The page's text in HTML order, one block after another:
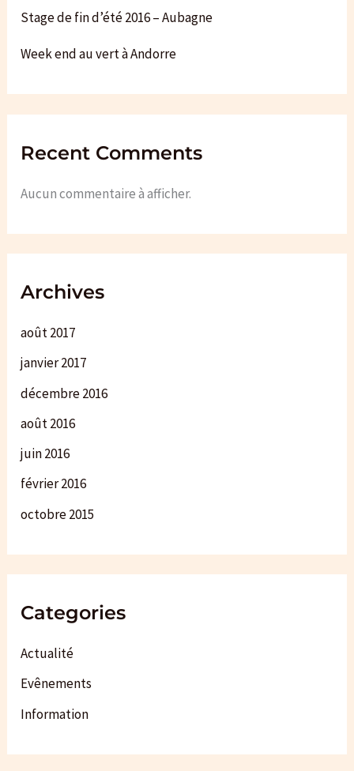
Stage de fin d’été 2016 – Aubagne
Week end au vert à Andorre
Recent Comments
Aucun commentaire à afficher.
Archives
août 2017
janvier 2017
décembre 2016
août 2016
juin 2016
février 2016
octobre 2015
Categories
Actualité
Evênements
Information